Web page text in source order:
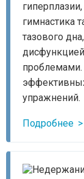
гимнастика
тазового
проблемами.
упражнений.
Подробнее